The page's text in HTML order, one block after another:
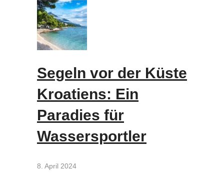
Segeln vor der Küste
Kroatiens: Ein
Paradies für
Wassersportler
8. April 2024